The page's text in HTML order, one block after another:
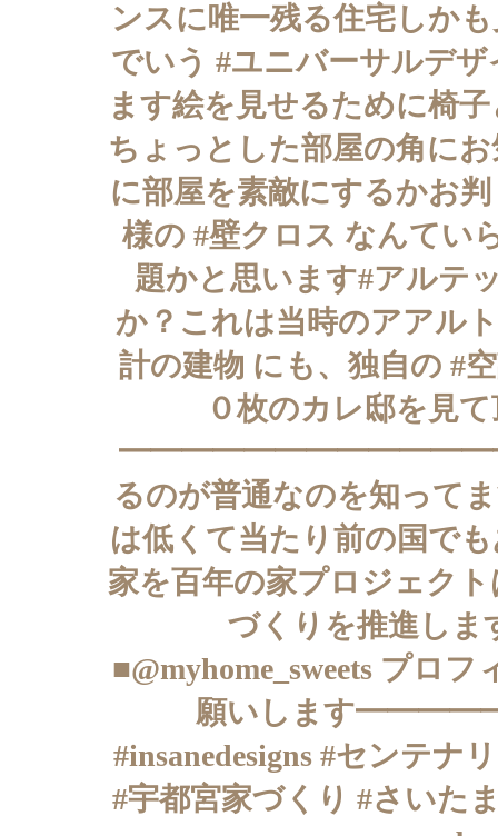
ンスに唯一残る住宅しか
でいう #ユニバーサルデ
ます絵を見せるために椅
ちょっとした部屋の角に
に部屋を素敵にするかお
様の #壁クロス なんてい
題かと思います#アルテ
か？これは当時のアアル
計の建物 にも、独自の #
０枚のカレ邸を見
━━━━━━━━━━━━━━━世
るのが普通なのを知って
は低くて当たり前の国で
家を百年の家プロジェク
づくりを推進
■@myhome_sweets プロ
願いします
#insanedesigns #センテナ
#宇都宮家づくり #さいた